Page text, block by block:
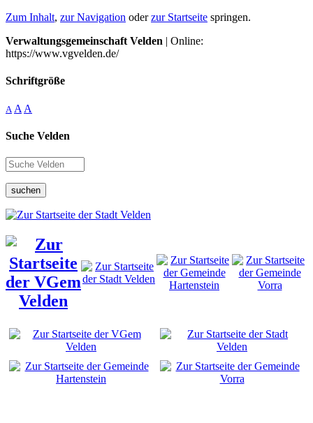
Zum Inhalt, zur Navigation oderzur Startseite springen.
Verwaltungsgemeinschaft Velden | Online:
https://www.vgvelden.de/
Schriftgröße
A A A
Suche Velden
suchen